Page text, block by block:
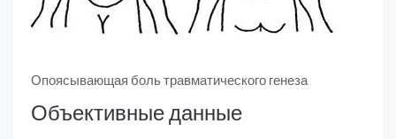
Опоясывающая боль травматического генеза
Объективные данные